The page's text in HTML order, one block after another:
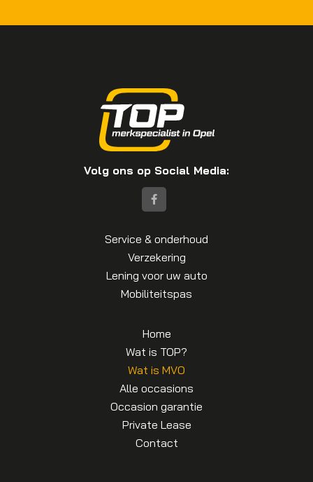
Volg ons op Social Media:
Service & onderhoud
Verzekering
Lening voor uw auto
Mobiliteitspas
Home
Wat is TOP?
Wat is MVO
Alle occasions
Occasion garantie
Private Lease
Contact